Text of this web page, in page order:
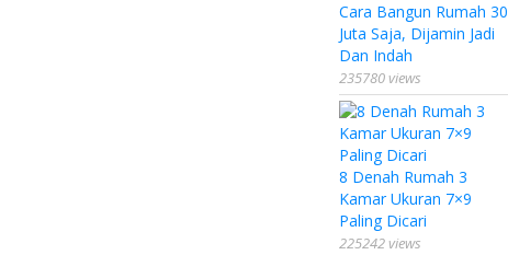
Cara Bangun Rumah 30
Juta Saja, Dijamin Jadi
Dan Indah
235780 views
8 Denah Rumah 3
Kamar Ukuran 7×9
Paling Dicari
225242 views